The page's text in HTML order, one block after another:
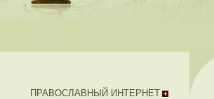
ПРАВОСЛАВНЫЙ ИНТЕРНЕТ